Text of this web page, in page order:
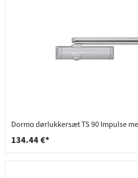
Dorma dørlukkersæt TS 90 Impulse
134.44 €*